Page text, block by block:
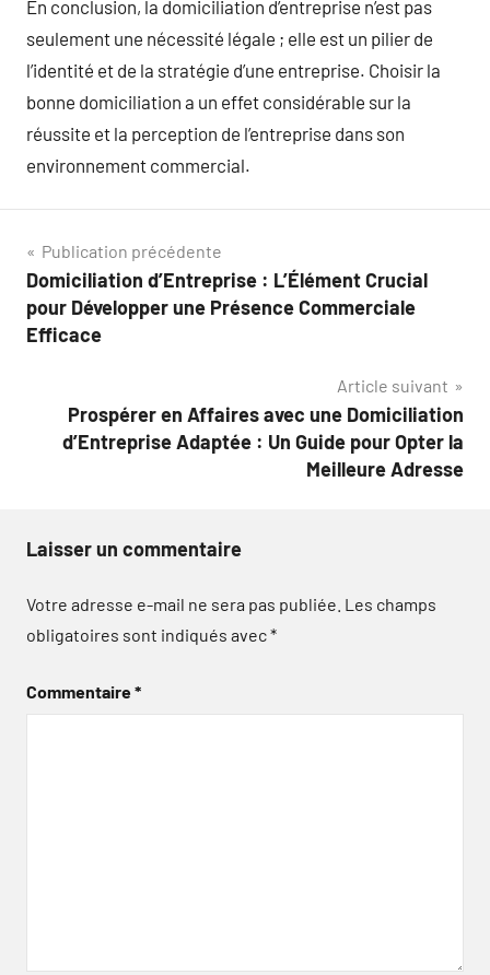
En conclusion, la domiciliation d’entreprise n’est pas
seulement une nécessité légale ; elle est un pilier de
l’identité et de la stratégie d’une entreprise. Choisir la
bonne domiciliation a un effet considérable sur la
réussite et la perception de l’entreprise dans son
environnement commercial.
Navigation
de
l’article
Publication précédente
Domiciliation d’Entreprise : L’Élément Crucial
pour Développer une Présence Commerciale
Efficace
Article suivant
Prospérer en Affaires avec une Domiciliation
d’Entreprise Adaptée : Un Guide pour Opter la
Meilleure Adresse
Laisser un commentaire
Votre adresse e-mail ne sera pas publiée. Les champs
obligatoires sont indiqués avec*
Commentaire*